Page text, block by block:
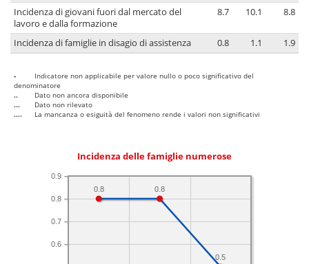
Incidenza di giovani fuori dal mercato del
lavoro e dalla formazione
8.7 10.1 8.8
Incidenza di famiglie in disagio di assistenza 0.8 1.1 1.9
-
Indicatore non applicabile per valore nullo o poco significativo del
denominatore
..
Dato non ancora disponibile
...
Dato non rilevato
....
La mancanza o esiguità del fenomeno rende i valori non significativi
Incidenza delle famiglie numerose
0.6
0.7
0.8
0.9
0.5
0.8
0.8